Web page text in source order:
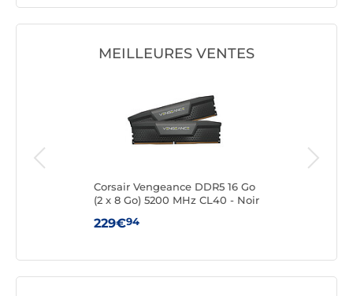
MEILLEURES VENTES
Corsair Vengeance DDR5 16 Go
(2 x 8 Go) 5200 MHz CL40 - Noir
229€94